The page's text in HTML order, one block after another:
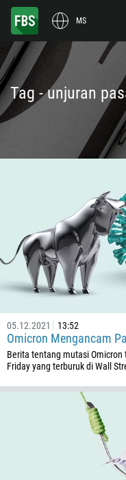
MS
Tag - unjuran
05.12.2021 13:52
Omicron Mengancam
Berita tentang mutasi
Friday yang terburuk di Wall